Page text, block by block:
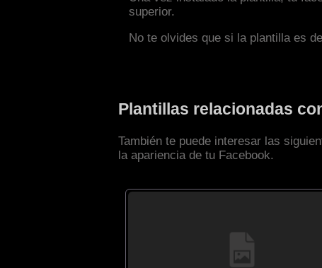
superior.
No te olvides que si la plantilla es
Plantillas relacionadas
También te puede interesar las
la apariencia de tu Facebook.